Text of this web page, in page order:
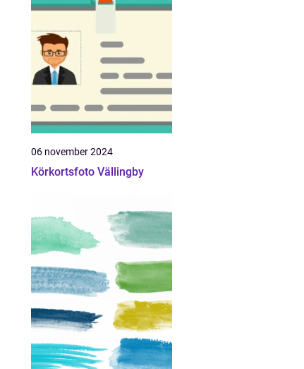
06 november 2024
Körkortsfoto Vällingby